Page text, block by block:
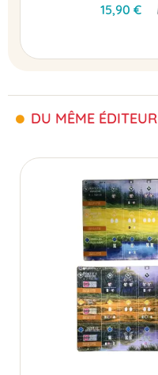
15,90 €
DU MÊME ÉDITEUR